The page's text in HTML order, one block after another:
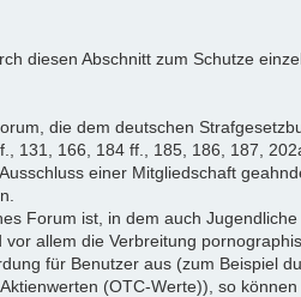
diesen Abschnitt zum Schutze
die dem deutschen
131, 166, 184 ff., 185, 186, 187,
einer Mitgliedschaft
Forum ist, in dem auch
allem die Verbreitung
für Benutzer aus (zum Beispiel
(OTC-Werte)), so